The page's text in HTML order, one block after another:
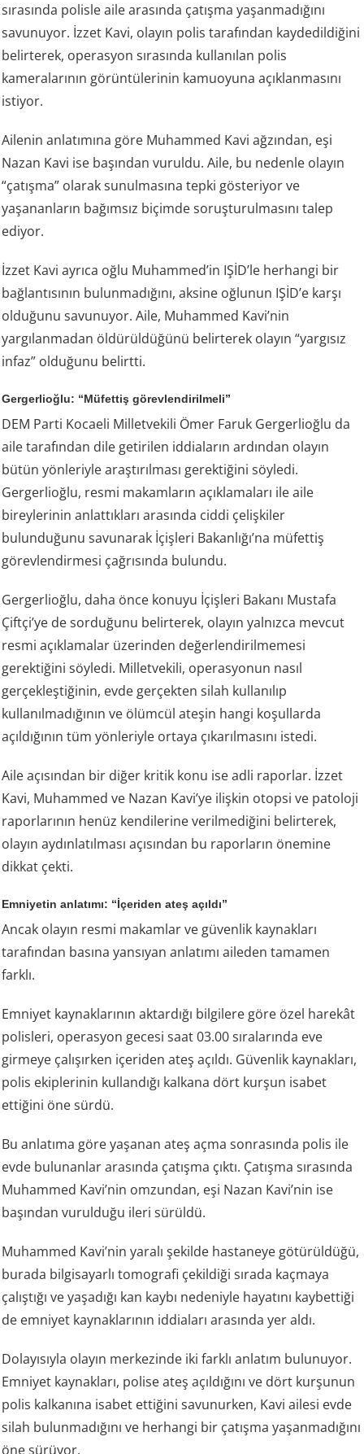
sırasında polisle aile arasında çatışma yaşanmadığını
savunuyor. İzzet Kavi, olayın polis tarafından kaydedildiğini
belirterek, operasyon sırasında kullanılan polis
kameralarının görüntülerinin kamuoyuna açıklanmasını
istiyor.
Ailenin anlatımına göre Muhammed Kavi ağzından, eşi
Nazan Kavi ise başından vuruldu. Aile, bu nedenle olayın
“çatışma” olarak sunulmasına tepki gösteriyor ve
yaşananların bağımsız biçimde soruşturulmasını talep
ediyor.
İzzet Kavi ayrıca oğlu Muhammed’in IŞİD’le herhangi bir
bağlantısının bulunmadığını, aksine oğlunun IŞİD’e karşı
olduğunu savunuyor. Aile, Muhammed Kavi’nin
yargılanmadan öldürüldüğünü belirterek olayın “yargısız
infaz” olduğunu belirtti.
Gergerlioğlu: “Müfettiş görevlendirilmeli”
DEM Parti Kocaeli Milletvekili Ömer Faruk Gergerlioğlu da
aile tarafından dile getirilen iddiaların ardından olayın
bütün yönleriyle araştırılması gerektiğini söyledi.
Gergerlioğlu, resmi makamların açıklamaları ile aile
bireylerinin anlattıkları arasında ciddi çelişkiler
bulunduğunu savunarak İçişleri Bakanlığı’na müfettiş
görevlendirmesi çağrısında bulundu.
Gergerlioğlu, daha önce konuyu İçişleri Bakanı Mustafa
Çiftçi’ye de sorduğunu belirterek, olayın yalnızca mevcut
resmi açıklamalar üzerinden değerlendirilmemesi
gerektiğini söyledi. Milletvekili, operasyonun nasıl
gerçekleştiğinin, evde gerçekten silah kullanılıp
kullanılmadığının ve ölümcül ateşin hangi koşullarda
açıldığının tüm yönleriyle ortaya çıkarılmasını istedi.
Aile açısından bir diğer kritik konu ise adli raporlar. İzzet
Kavi, Muhammed ve Nazan Kavi’ye ilişkin otopsi ve patoloji
raporlarının henüz kendilerine verilmediğini belirterek,
olayın aydınlatılması açısından bu raporların önemine
dikkat çekti.
Emniyetin anlatımı: “İçeriden ateş açıldı”
Ancak olayın resmi makamlar ve güvenlik kaynakları
tarafından basına yansıyan anlatımı aileden tamamen
farklı.
Emniyet kaynaklarının aktardığı bilgilere göre özel harekât
polisleri, operasyon gecesi saat 03.00 sıralarında eve
girmeye çalışırken içeriden ateş açıldı. Güvenlik kaynakları,
polis ekiplerinin kullandığı kalkana dört kurşun isabet
ettiğini öne sürdü.
Bu anlatıma göre yaşanan ateş açma sonrasında polis ile
evde bulunanlar arasında çatışma çıktı. Çatışma sırasında
Muhammed Kavi’nin omzundan, eşi Nazan Kavi’nin ise
başından vurulduğu ileri sürüldü.
Muhammed Kavi’nin yaralı şekilde hastaneye götürüldüğü,
burada bilgisayarlı tomografi çekildiği sırada kaçmaya
çalıştığı ve yaşadığı kan kaybı nedeniyle hayatını kaybettiği
de emniyet kaynaklarının iddiaları arasında yer aldı.
Dolayısıyla olayın merkezinde iki farklı anlatım bulunuyor.
Emniyet kaynakları, polise ateş açıldığını ve dört kurşunun
polis kalkanına isabet ettiğini savunurken, Kavi ailesi evde
silah bulunmadığını ve herhangi bir çatışma yaşanmadığını
öne sürüyor.